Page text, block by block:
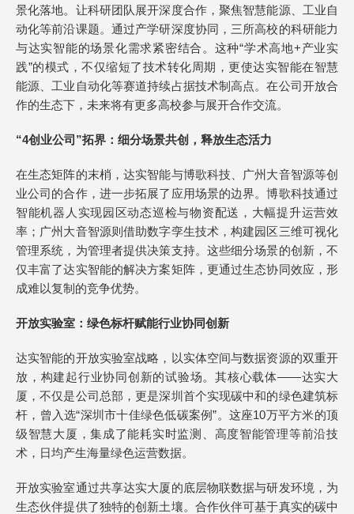
景化落地。让科研团队展开深度合作，聚焦智慧能源、工业自
动化等前沿课题。通过产学研深度协同，三所高校的科研能力
与达实智能的场景化需求紧密结合。这种“学术高地+产业实
践”的模式，不仅缩短了技术转化周期，更使达实智能在智慧
能源、工业自动化等赛道持续占据技术制高点。在公司开放合
作的生态下，未来将有更多高校参与展开合作交流。
“4创业公司”拓界：细分场景共创，释放生态活力
在生态矩阵的末梢，达实智能与博歌科技、广州大音智源等创
业公司的合作，进一步拓展了应用场景的边界。博歌科技通过
智能机器人实现园区动态巡检与物资配送，大幅提升运营效
率；广州大音智源则借助数字孪生技术，构建园区三维可视化
管理系统，为管理者提供决策支持。这些细分场景的创新，不
仅丰富了达实智能的解决方案矩阵，更通过生态协同效应，形
成难以复制的竞争优势。
开放实验室：绿色标杆赋能行业协同创新
达实智能的开放实验室战略，以实体空间与数据资源的双重开
放，构建起行业协同创新的试验场。其核心载体——达实大
厦，不仅是公司总部，更是深圳首个实现碳中和的绿色建筑标
杆，曾入选“深圳市十佳绿色低碳案例”。这座10万平方米的顶
级智慧大厦，集成了能耗实时监测、高度智能管理等前沿技
术，日均产生海量绿色运营数据。
开放实验室通过共享达实大厦的底层物联数据与研发环境，为
生态伙伴提供了独特的创新土壤。合作伙伴可基于真实的碳中